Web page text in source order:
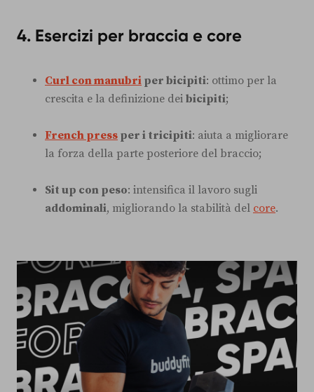
4. Esercizi per braccia e core
Curl con manubri per bicipiti: ottimo per la
crescita e la definizione dei bicipiti;
French press per i tricipiti: aiuta a migliorare
la forza della parte posteriore del braccio;
Sit up con peso: intensifica il lavoro sugli
addominali, migliorando la stabilità del core.